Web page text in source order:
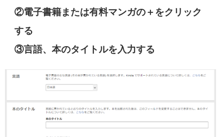
②電子書籍または有料マンガの＋をクリック
する
③言語、本のタイトルを入力する